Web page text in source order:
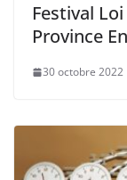
Festival
Province
30 octobre 2022